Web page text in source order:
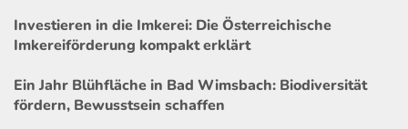
Investieren in die Imkerei: Die Österreichische
Imkereiförderung kompakt erklärt
Ein Jahr Blühfläche in Bad Wimsbach: Biodiversität
fördern, Bewusstsein schaffen